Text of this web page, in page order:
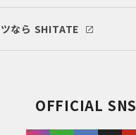
なら SHITATE
OFFICIAL SNS